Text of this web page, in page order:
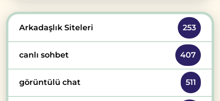
Arkadaşlık Siteleri 253
canlı sohbet 407
görüntülü chat 511